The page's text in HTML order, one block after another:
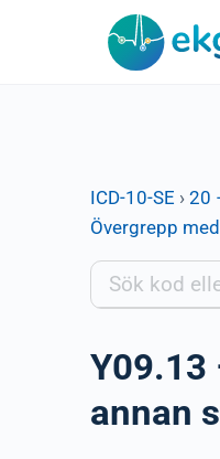
ICD-10-SE › 20
Övergrepp
Y09.13
annan